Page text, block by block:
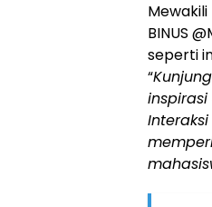
Mewakili
BINUS
seperti
“